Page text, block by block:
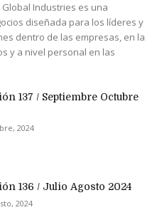
Industries es una
diseñada para los líderes y
dentro de las empresas, en la
y a nivel personal en las
137 / Septiembre Octubre
2024
136 / Julio Agosto 2024
2024